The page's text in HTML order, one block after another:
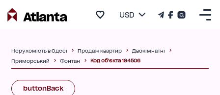
USD
Нерухомість в Одесі Продаж квартир
Двокімнатні
Приморський
Фонтан Код об'єкта 194506
buttonBack